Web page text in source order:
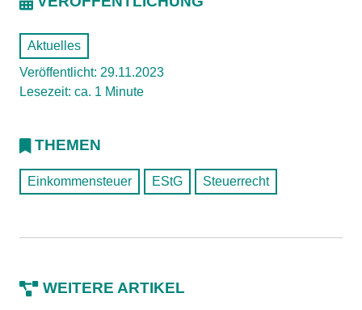
Aktuelles
Veröffentlicht: 29.11.2023
Lesezeit: ca. 1 Minute
THEMEN
Einkommensteuer EStG Steuerrecht
WEITERE ARTIKEL